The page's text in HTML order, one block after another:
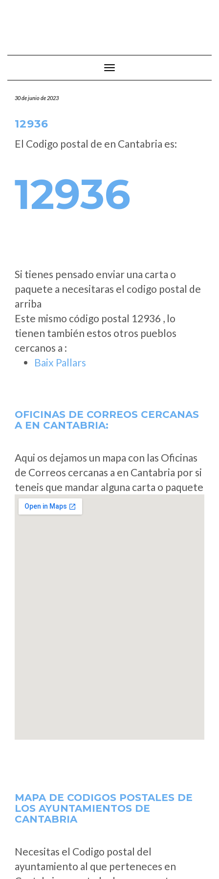
Cambiar modo de navegación
30 de junio de 2023
12936
El Codigo postal de en Cantabria es:
12936
Si tienes pensado enviar una carta o
paquete a necesitaras el codigo postal de
arriba
Este mismo código postal 12936 , lo
tienen también estos otros pueblos
cercanos a :
Baix Pallars
OFICINAS DE CORREOS CERCANAS
A EN CANTABRIA:
Aqui os dejamos un mapa con las Oficinas
de Correos cercanas a en Cantabria por si
teneis que mandar alguna carta o paquete
MAPA DE CODIGOS POSTALES DE
LOS AYUNTAMIENTOS DE
CANTABRIA
Necesitas el Codigo postal del
ayuntamiento al que perteneces en